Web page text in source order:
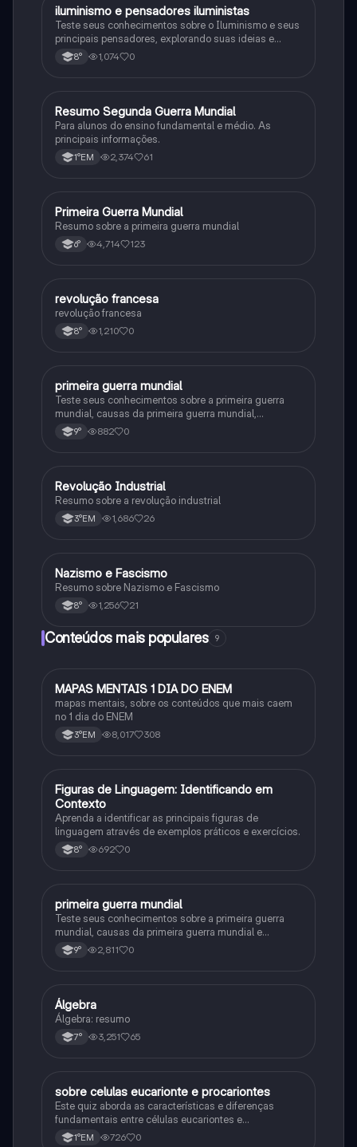
História
iluminismo e pensadores iluministas
Teste seus conhecimentos sobre o Iluminismo e seus
principais pensadores, explorando suas ideias e
impacto histórico.
8° 1,074 0
História
Resumo Segunda Guerra Mundial
Para alunos do ensino fundamental e médio. As
principais informações.
1°EM 2,374 61
História
Primeira Guerra Mundial
Resumo sobre a primeira guerra mundial
6° 4,714 123
História
revolução francesa
revolução francesa
8° 1,210 0
História
primeira guerra mundial
Teste seus conhecimentos sobre a primeira guerra
mundial, causas da primeira guerra mundial,
consequências da Primeira Guerra Mundial,fases da
primeira guerra mundial
9° 882 0
História
Revolução Industrial
Resumo sobre a revolução industrial
3°EM 1,686 26
História
Nazismo e Fascismo
Resumo sobre Nazismo e Fascismo
8° 1,256 21
Conteúdos mais populares 9
Português
MAPAS MENTAIS 1 DIA DO ENEM
mapas mentais, sobre os conteúdos que mais caem
no 1 dia do ENEM
3°EM 8,017 308
FPortuguês
Figuras de Linguagem: Identificando em
Contexto
Aprenda a identificar as principais figuras de
linguagem através de exemplos práticos e exercícios.
8° 692 0
História
primeira guerra mundial
Teste seus conhecimentos sobre a primeira guerra
mundial, causas da primeira guerra mundial e
consequências da Primeira Guerra Mundial, fases da
primeira guerra mundial
9° 2,811 0
Matematica
Álgebra
Álgebra: resumo
7° 3,251 65
Biologia
sobre celulas eucarionte e procariontes
Este quiz aborda as características e diferenças
fundamentais entre células eucariontes e
procariontes.
1°EM 726 0